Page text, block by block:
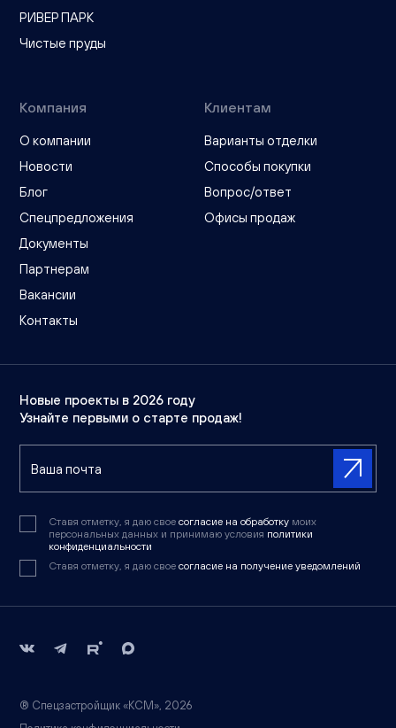
РИВЕР ПАРК
Чистые пруды
Компания
О компании
Новости
Блог
Спецпредложения
Документы
Партнерам
Вакансии
Контакты
Клиентам
Варианты отделки
Способы покупки
Вопрос/ответ
Офисы продаж
Новые проекты в 2026 году
Узнайте первыми о старте продаж!
Ставя отметку, я даю свое согласие на обработку моих
персональных данных и принимаю условия политики
конфиденциальности
Ставя отметку, я даю свое согласие на получение уведомлений
® Спецзастройщик «КСМ», 2026